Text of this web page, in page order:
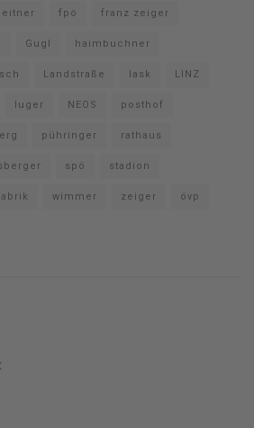
fpö franz zeiger
Gugl haimbuchner
Landstraße lask LINZ
luger NEOS posthof
pühringer rathaus
spö stadion
wimmer zeiger övp